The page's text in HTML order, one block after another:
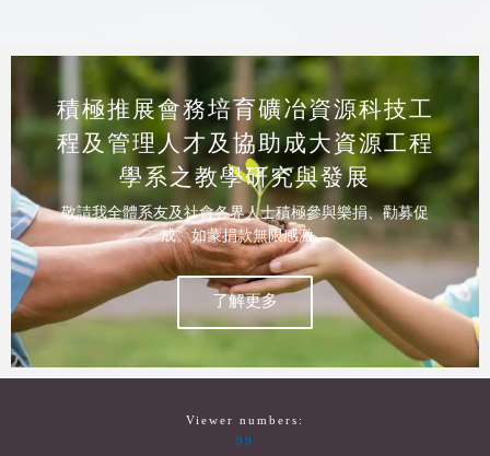
積極推展會務培育礦冶資源科技工
程及管理人才及協助成大資源工程
學系之教學研究與發展
敬請我全體系友及社會各界人士積極參與樂捐、勸募促
成。如蒙捐款無限感激。
了解更多
Viewer numbers:
99